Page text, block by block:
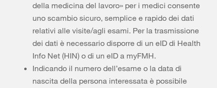
della medicina del lavoro» per i medici consente
uno scambio sicuro, semplice e rapido dei dati
relativi alle visite/agli esami. Per la trasmissione
dei dati è necessario disporre di un eID di Health
Info Net (HIN) o di un eID a myFMH.
Indicando il numero dell’esame o la data di
nascita della persona interessata è possibile